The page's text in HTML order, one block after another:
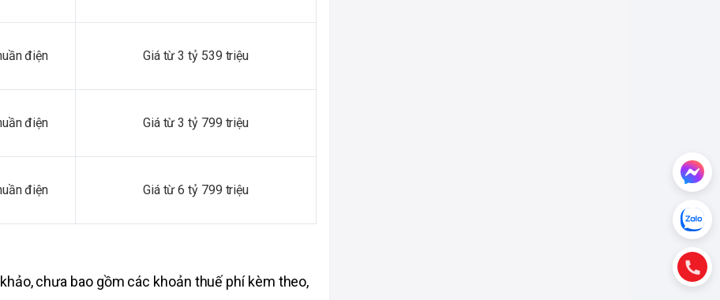
điện Giá từ 3 tỷ 539 triệu
điện Giá từ 3 tỷ 799 triệu
điện Giá từ 6 tỷ 799 triệu
chưa bao gồm các khoản thuế phí kèm theo,